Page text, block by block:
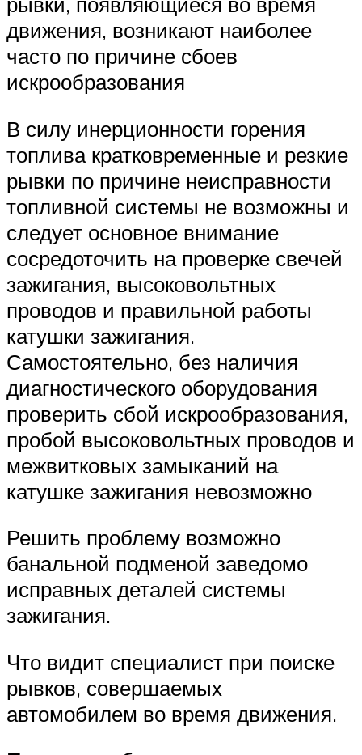
движения, возникают наиболее
часто по причине сбоев
искрообразования
В силу инерционности горения
топлива кратковременные и резкие
рывки по причине неисправности
топливной системы не возможны и
следует основное внимание
сосредоточить на проверке свечей
зажигания, высоковольтных
проводов и правильной работы
катушки зажигания.
Самостоятельно, без наличия
диагностического оборудования
проверить сбой искрообразования,
пробой высоковольтных проводов и
межвитковых замыканий на
катушке зажигания невозможно
Решить проблему возможно
банальной подменой заведомо
исправных деталей системы
зажигания.
Что видит специалист при поиске
рывков, совершаемых
автомобилем во время движения.